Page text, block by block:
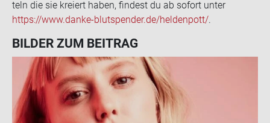
teln die sie kre­iert haben, fin­dest du ab so­fort unter
https://www.danke-​blutspender.de/hel­den­pott/.
BIL­DER ZUM BEI­TRAG